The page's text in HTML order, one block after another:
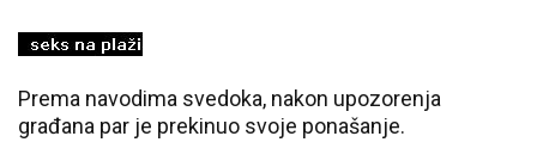
Prema navodima svedoka, nakon upozorenja
građana par je prekinuo svoje ponašanje.